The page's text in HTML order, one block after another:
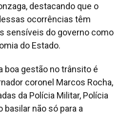
destacando que o
ocorrências têm
sensíveis do governo como
do Estado.
boa gestão no trânsito é
coronel Marcos Rocha,
da Polícia Militar, Polícia
basilar não só para a